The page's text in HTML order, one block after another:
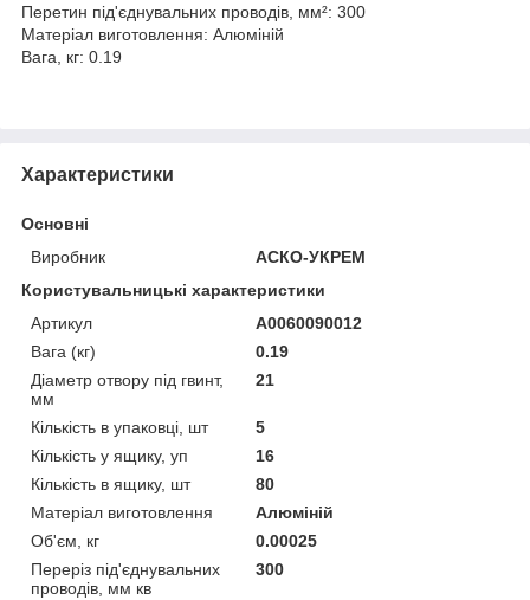
Перетин під'єднувальних проводів, мм²: 300
Матеріал виготовлення: Алюміній
Вага, кг: 0.19
Характеристики
Основні
Виробник
АСКО-УКРЕМ
Користувальницькі характеристики
Артикул
A0060090012
Вага (кг)
0.19
Діаметр отвору під гвинт,
мм
21
Кількість в упаковці, шт
5
Кількість у ящику, уп
16
Кількість в ящику, шт
80
Матеріал виготовлення
Алюміній
Об'єм, кг
0.00025
Переріз під'єднувальних
проводів, мм кв
300